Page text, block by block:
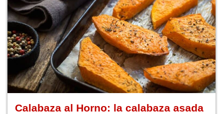
Calabaza al Horno: la calabaza asada